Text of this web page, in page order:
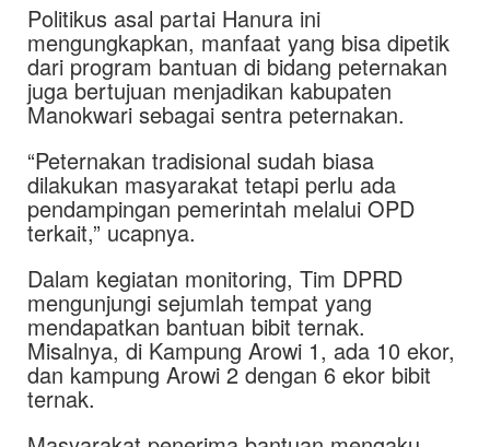
Politikus asal partai Hanura ini
mengungkapkan, manfaat yang bisa dipetik
dari program bantuan di bidang peternakan
juga bertujuan menjadikan kabupaten
Manokwari sebagai sentra peternakan.
“Peternakan tradisional sudah biasa
dilakukan masyarakat tetapi perlu ada
pendampingan pemerintah melalui OPD
terkait,” ucapnya.
Dalam kegiatan monitoring, Tim DPRD
mengunjungi sejumlah tempat yang
mendapatkan bantuan bibit ternak.
Misalnya, di Kampung Arowi 1, ada 10 ekor,
dan kampung Arowi 2 dengan 6 ekor bibit
ternak.